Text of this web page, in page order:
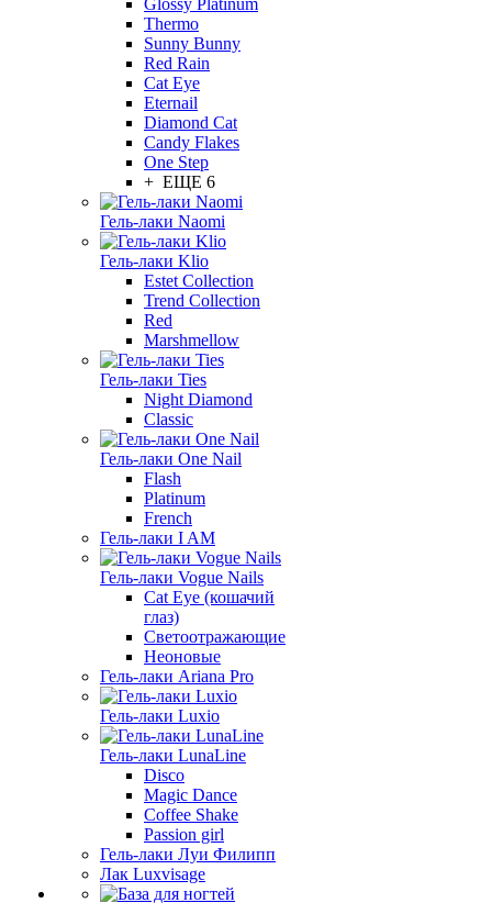
Glossy Platinum
Thermo
Sunny Bunny
Red Rain
Cat Eye
Eternail
Diamond Cat
Candy Flakes
One Step
+ ЕЩЕ 6
Гель-лаки Naomi
Гель-лаки Klio
Estet Collection
Trend Collection
Red
Marshmellow
Гель-лаки Ties
Night Diamond
Classic
Гель-лаки One Nail
Flash
Platinum
French
Гель-лаки I AM
Гель-лаки Vogue Nails
Cat Eye (кошачий
глаз)
Светоотражающие
Неоновые
Гель-лаки Ariana Pro
Гель-лаки Luxio
Гель-лаки LunaLine
Disco
Magic Dance
Coffee Shake
Passion girl
Гель-лаки Луи Филипп
Лак Luxvisage